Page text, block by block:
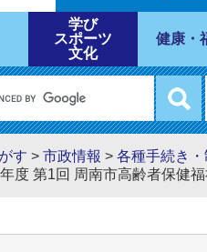
学び
スポーツ
文化
健康・
す > 市政情報 > 各種手続き
度 第1回 周南市高齢者保健